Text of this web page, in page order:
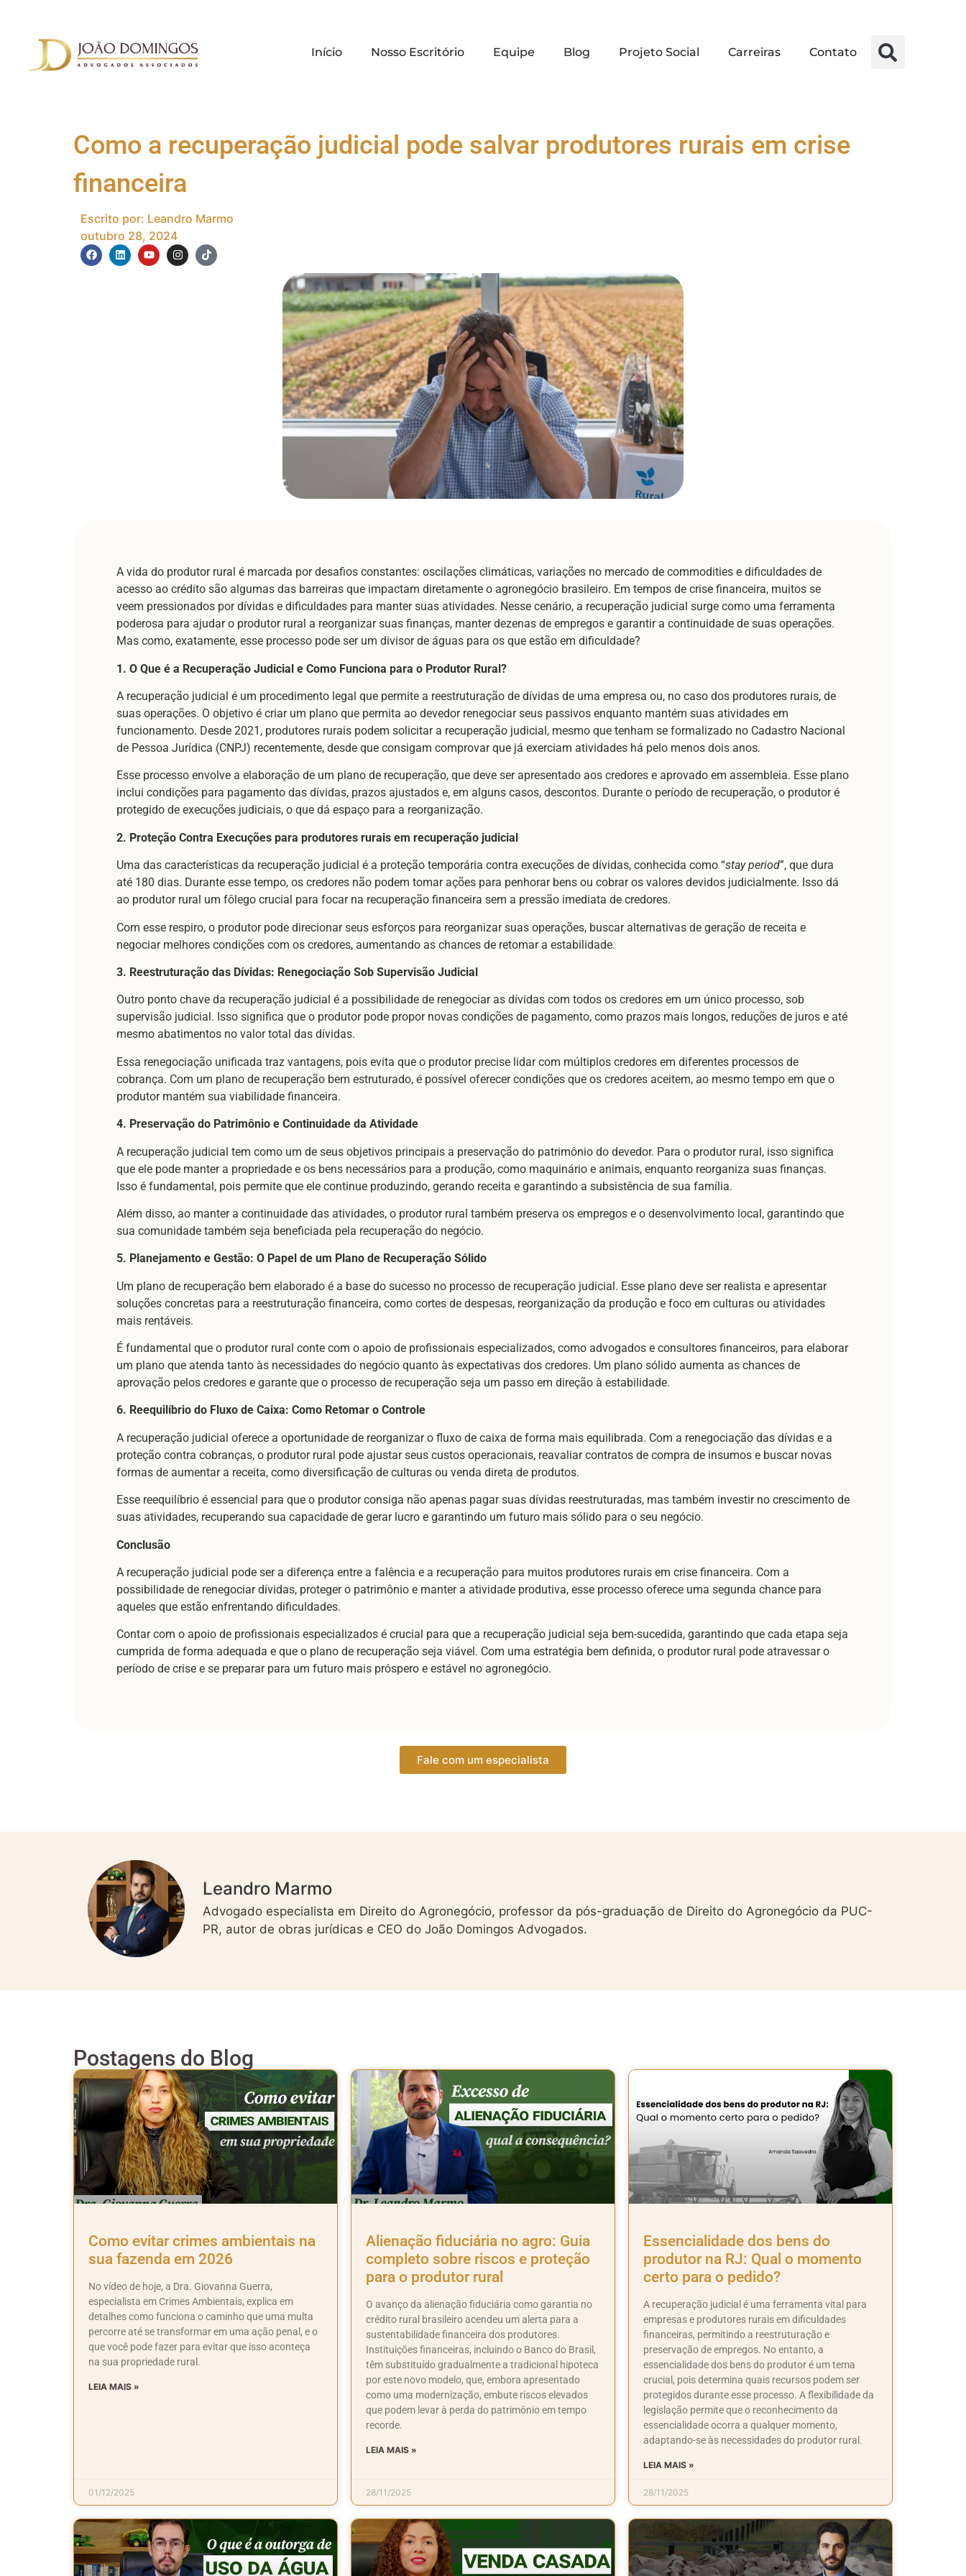
Início Nosso Escritório Equipe Blog Projeto Social Carreiras Contato
Como a recuperação judicial pode salvar produtores rurais em crise
financeira
Escrito por: Leandro Marmo
outubro 28, 2024
A vida do produtor rural é marcada por desafios constantes: oscilações climáticas, variações no mercado de commodities e dificuldades de
acesso ao crédito são algumas das barreiras que impactam diretamente o agronegócio brasileiro. Em tempos de crise financeira, muitos se
veem pressionados por dívidas e dificuldades para manter suas atividades. Nesse cenário, a recuperação judicial surge como uma ferramenta
poderosa para ajudar o produtor rural a reorganizar suas finanças, manter dezenas de empregos e garantir a continuidade de suas operações.
Mas como, exatamente, esse processo pode ser um divisor de águas para os que estão em dificuldade?
1. O Que é a Recuperação Judicial e Como Funciona para o Produtor Rural?
A recuperação judicial é um procedimento legal que permite a reestruturação de dívidas de uma empresa ou, no caso dos produtores rurais, de
suas operações. O objetivo é criar um plano que permita ao devedor renegociar seus passivos enquanto mantém suas atividades em
funcionamento. Desde 2021, produtores rurais podem solicitar a recuperação judicial, mesmo que tenham se formalizado no Cadastro Nacional
de Pessoa Jurídica (CNPJ) recentemente, desde que consigam comprovar que já exerciam atividades há pelo menos dois anos.
Esse processo envolve a elaboração de um plano de recuperação, que deve ser apresentado aos credores e aprovado em assembleia. Esse plano
inclui condições para pagamento das dívidas, prazos ajustados e, em alguns casos, descontos. Durante o período de recuperação, o produtor é
protegido de execuções judiciais, o que dá espaço para a reorganização.
2. Proteção Contra Execuções para produtores rurais em recuperação judicial
Uma das características da recuperação judicial é a proteção temporária contra execuções de dívidas, conhecida como “stay period”, que dura
até 180 dias. Durante esse tempo, os credores não podem tomar ações para penhorar bens ou cobrar os valores devidos judicialmente. Isso dá
ao produtor rural um fôlego crucial para focar na recuperação financeira sem a pressão imediata de credores.
Com esse respiro, o produtor pode direcionar seus esforços para reorganizar suas operações, buscar alternativas de geração de receita e
negociar melhores condições com os credores, aumentando as chances de retomar a estabilidade.
3. Reestruturação das Dívidas: Renegociação Sob Supervisão Judicial
Outro ponto chave da recuperação judicial é a possibilidade de renegociar as dívidas com todos os credores em um único processo, sob
supervisão judicial. Isso significa que o produtor pode propor novas condições de pagamento, como prazos mais longos, reduções de juros e até
mesmo abatimentos no valor total das dívidas.
Essa renegociação unificada traz vantagens, pois evita que o produtor precise lidar com múltiplos credores em diferentes processos de
cobrança. Com um plano de recuperação bem estruturado, é possível oferecer condições que os credores aceitem, ao mesmo tempo em que o
produtor mantém sua viabilidade financeira.
4. Preservação do Patrimônio e Continuidade da Atividade
A recuperação judicial tem como um de seus objetivos principais a preservação do patrimônio do devedor. Para o produtor rural, isso significa
que ele pode manter a propriedade e os bens necessários para a produção, como maquinário e animais, enquanto reorganiza suas finanças.
Isso é fundamental, pois permite que ele continue produzindo, gerando receita e garantindo a subsistência de sua família.
Além disso, ao manter a continuidade das atividades, o produtor rural também preserva os empregos e o desenvolvimento local, garantindo que
sua comunidade também seja beneficiada pela recuperação do negócio.
5. Planejamento e Gestão: O Papel de um Plano de Recuperação Sólido
Um plano de recuperação bem elaborado é a base do sucesso no processo de recuperação judicial. Esse plano deve ser realista e apresentar
soluções concretas para a reestruturação financeira, como cortes de despesas, reorganização da produção e foco em culturas ou atividades
mais rentáveis.
É fundamental que o produtor rural conte com o apoio de profissionais especializados, como advogados e consultores financeiros, para elaborar
um plano que atenda tanto às necessidades do negócio quanto às expectativas dos credores. Um plano sólido aumenta as chances de
aprovação pelos credores e garante que o processo de recuperação seja um passo em direção à estabilidade.
6. Reequilíbrio do Fluxo de Caixa: Como Retomar o Controle
A recuperação judicial oferece a oportunidade de reorganizar o fluxo de caixa de forma mais equilibrada. Com a renegociação das dívidas e a
proteção contra cobranças, o produtor rural pode ajustar seus custos operacionais, reavaliar contratos de compra de insumos e buscar novas
formas de aumentar a receita, como diversificação de culturas ou venda direta de produtos.
Esse reequilíbrio é essencial para que o produtor consiga não apenas pagar suas dívidas reestruturadas, mas também investir no crescimento de
suas atividades, recuperando sua capacidade de gerar lucro e garantindo um futuro mais sólido para o seu negócio.
Conclusão
A recuperação judicial pode ser a diferença entre a falência e a recuperação para muitos produtores rurais em crise financeira. Com a
possibilidade de renegociar dívidas, proteger o patrimônio e manter a atividade produtiva, esse processo oferece uma segunda chance para
aqueles que estão enfrentando dificuldades.
Contar com o apoio de profissionais especializados é crucial para que a recuperação judicial seja bem-sucedida, garantindo que cada etapa seja
cumprida de forma adequada e que o plano de recuperação seja viável. Com uma estratégia bem definida, o produtor rural pode atravessar o
período de crise e se preparar para um futuro mais próspero e estável no agronegócio.
Fale com um especialista
Leandro Marmo
Advogado especialista em Direito do Agronegócio, professor da pós-graduação de Direito do Agronegócio da PUC-
PR, autor de obras jurídicas e CEO do João Domingos Advogados.
Postagens do Blog
Como evitar crimes ambientais na
sua fazenda em 2026
No vídeo de hoje, a Dra. Giovanna Guerra,
especialista em Crimes Ambientais, explica em
detalhes como funciona o caminho que uma multa
percorre até se transformar em uma ação penal, e o
que você pode fazer para evitar que isso aconteça
na sua propriedade rural.
LEIA MAIS »
01/12/2025
Alienação fiduciária no agro: Guia
completo sobre riscos e proteção
para o produtor rural
O avanço da alienação fiduciária como garantia no
crédito rural brasileiro acendeu um alerta para a
sustentabilidade financeira dos produtores.
Instituições financeiras, incluindo o Banco do Brasil,
têm substituído gradualmente a tradicional hipoteca
por este novo modelo, que, embora apresentado
como uma modernização, embute riscos elevados
que podem levar à perda do patrimônio em tempo
recorde.
LEIA MAIS »
28/11/2025
Essencialidade dos bens do
produtor na RJ: Qual o momento
certo para o pedido?
A recuperação judicial é uma ferramenta vital para
empresas e produtores rurais em dificuldades
financeiras, permitindo a reestruturação e
preservação de empregos. No entanto, a
essencialidade dos bens do produtor é um tema
crucial, pois determina quais recursos podem ser
protegidos durante esse processo. A flexibilidade da
legislação permite que o reconhecimento da
essencialidade ocorra a qualquer momento,
adaptando-se às necessidades do produtor rural.
LEIA MAIS »
28/11/2025